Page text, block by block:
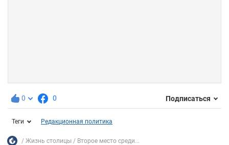
0 0 Подписаться
Теги Редакционная политика
Жизнь столицы Второе место среди...